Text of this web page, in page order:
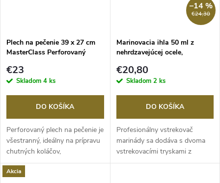
Plech na pečenie 39 x 27 cm
MasterClass Perforovaný
€23
Skladom 4 ks
DO KOŠÍKA
Perforovaný plech na pečenie je
všestranný, ideálny na prípravu
chutných koláčov,
švajčiarskych...
€24,30
–14 %
Marinovacia ihla 50 ml z
nehrdzavejúcej ocele,
€20,80
Skladom 2 ks
DO KOŠÍKA
Profesionálny vstrekovač
marinády sa dodáva s dvoma
vstrekovacími tryskami z
nehrdzavejúcej...
Akcia